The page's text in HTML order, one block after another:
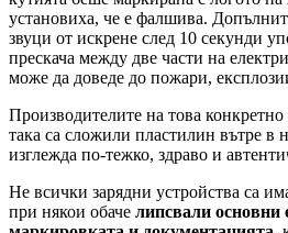
установиха, че е фалшива.
звуци от искрене след 10 секунди
прескача между две части на
може да доведе до пожари,
Производителите на това
така са сложили пластилин вътре в
изглежда по-тежко, здраво и
Не всички зарядни устройства са
при някои обаче липсвали основни